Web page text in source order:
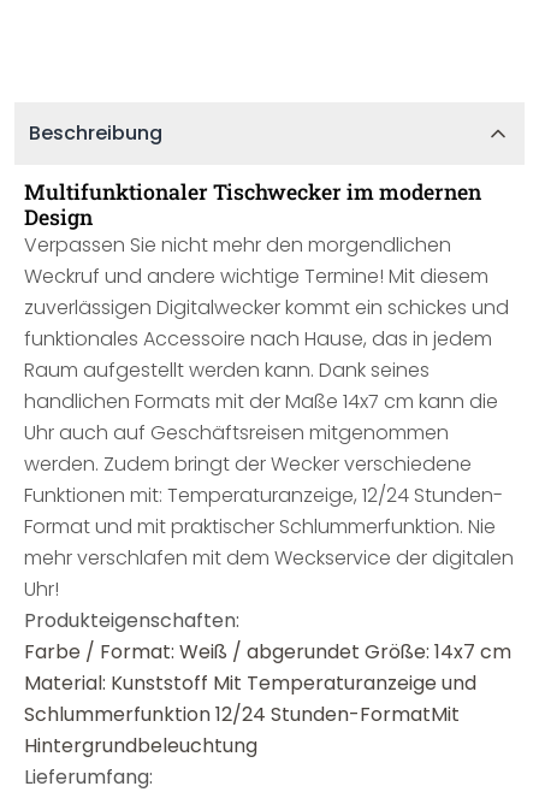
Beschreibung
Multifunktionaler Tischwecker im modernen
Design
Verpassen Sie nicht mehr den morgendlichen
Weckruf und andere wichtige Termine! Mit diesem
zuverlässigen Digitalwecker kommt ein schickes und
funktionales Accessoire nach Hause, das in jedem
Raum aufgestellt werden kann. Dank seines
handlichen Formats mit der Maße 14x7 cm kann die
Uhr auch auf Geschäftsreisen mitgenommen
werden. Zudem bringt der Wecker verschiedene
Funktionen mit: Temperaturanzeige, 12/24 Stunden-
Format und mit praktischer Schlummerfunktion. Nie
mehr verschlafen mit dem Weckservice der digitalen
Uhr!
Produkteigenschaften:
Farbe / Format: Weiß / abgerundet Größe: 14x7 cm
Material: Kunststoff Mit Temperaturanzeige und
Schlummerfunktion 12/24 Stunden-FormatMit
Hintergrundbeleuchtung
Lieferumfang: